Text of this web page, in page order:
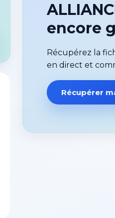
encore
Récupérez la
en direct et
Récupérer